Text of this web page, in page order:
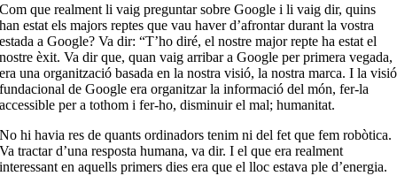
Com que realment li vaig preguntar sobre Google i li vaig dir, quins
han estat els majors reptes que vau haver d’afrontar durant la vostra
estada a Google? Va dir: “T’ho diré, el nostre major repte ha estat el
nostre èxit. Va dir que, quan vaig arribar a Google per primera vegada,
era una organització basada en la nostra visió, la nostra marca. I la visió
fundacional de Google era organitzar la informació del món, fer-la
accessible per a tothom i fer-ho, disminuir el mal; humanitat.
No hi havia res de quants ordinadors tenim ni del fet que fem robòtica.
Va tractar d’una resposta humana, va dir. I el que era realment
interessant en aquells primers dies era que el lloc estava ple d’energia.